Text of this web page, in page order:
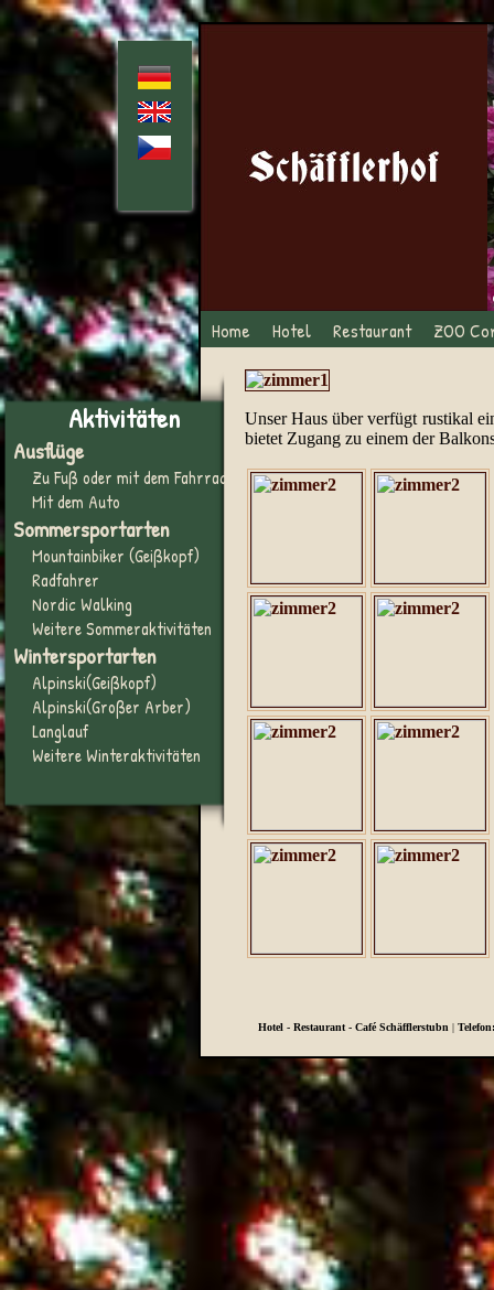
Home Hotel Restaurant ZOO
Aktivitäten
Ausflüge
Zu Fuß oder mit dem Fahrrad
Mit dem Auto
Sommersportarten
Mountainbiker (Geißkopf)
Radfahrer
Nordic Walking
Weitere Sommeraktivitäten
Wintersportarten
Alpinski(Geißkopf)
Alpinski(Großer Arber)
Langlauf
Weitere Winteraktivitäten
Unser Haus über verfügt rustikal
bietet Zugang zu einem der
Hotel - Restaurant - Café Schäfflerstubn |